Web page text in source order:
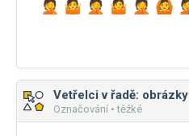
Vetřelci v řadě: obrázky
Označování • těžké